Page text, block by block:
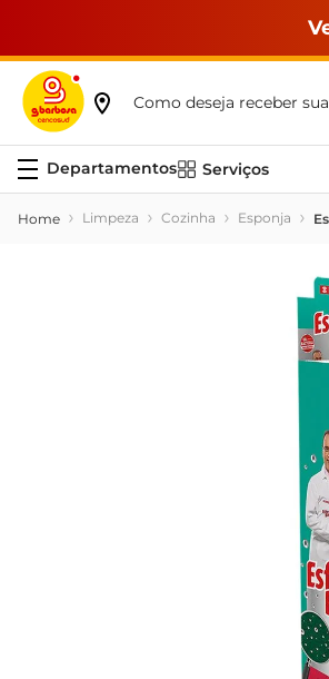
Como deseja receber
Serviços
Limpeza Cozinha Esponja